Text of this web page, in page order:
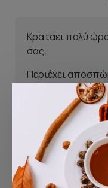
Κρατάει πολύ
σας.
Περιέχει
τσάι ή βοτανα.
Προσοχή: δεν
αναψυκτικό με